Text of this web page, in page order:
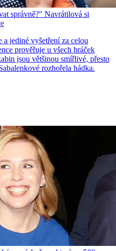
správně?" Navrátilová si
a jediné vyšetření za celou
prověřuje u všech hráček
jsou většinou smířlivé, přesto
rozhořela hádka.